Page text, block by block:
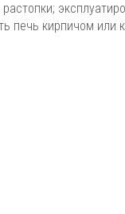
печь кирпичом или